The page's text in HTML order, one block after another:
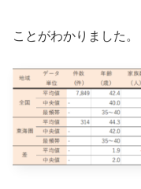
ことがわかりました。